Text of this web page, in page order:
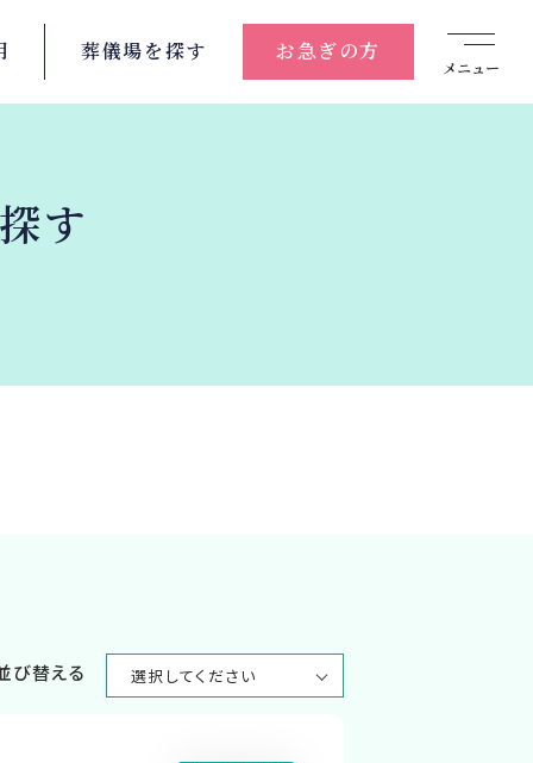
メニュー
葬儀場を探す お急ぎの方
す
び替える